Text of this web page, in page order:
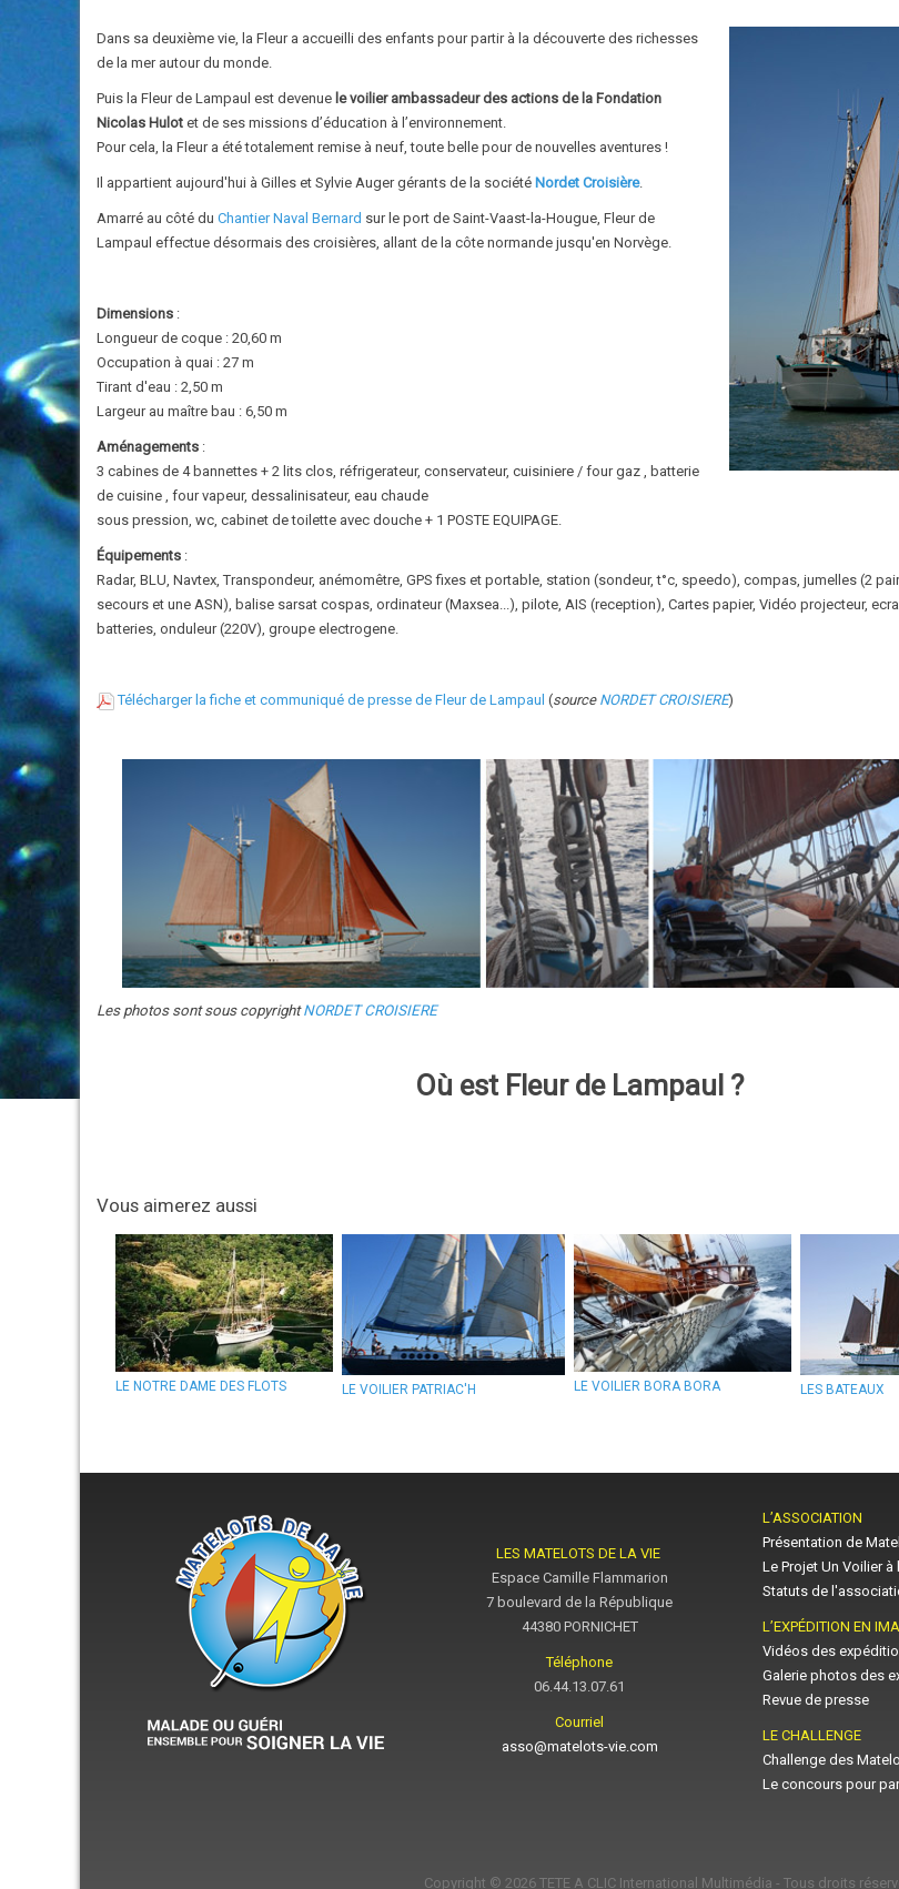
Dans sa deuxième vie, la Fleur a accueilli des enfants pour partir à la découverte des richesses
de la mer autour du monde.
Puis la Fleur de Lampaul est devenue le voilier ambassadeur des actions de la Fondation
Nicolas Hulot et de ses missions d’éducation à l’environnement.
Pour cela, la Fleur a été totalement remise à neuf, toute belle pour de nouvelles aventures !
Il appartient aujourd'hui à Gilles et Sylvie Auger gérants de la société Nordet Croisière.
Amarré au côté du Chantier Naval Bernard sur le port de Saint-Vaast-la-Hougue, Fleur de
Lampaul effectue désormais des croisières, allant de la côte normande jusqu'en Norvège.
Dimensions :
Longueur de coque : 20,60 m
Occupation à quai : 27 m
Tirant d'eau : 2,50 m
Largeur au maître bau : 6,50 m
Aménagements :
3 cabines de 4 bannettes + 2 lits clos, réfrigerateur, conservateur, cuisiniere / four gaz , batterie
de cuisine , four vapeur, dessalinisateur, eau chaude
sous pression, wc, cabinet de toilette avec douche + 1 POSTE EQUIPAGE.
Équipements :
Radar, BLU, Navtex, Transpondeur, anémomêtre, GPS fixes et portable, station (sondeur, t°c, speedo), compas, jumelles (2
secours et une ASN), balise sarsat cospas, ordinateur (Maxsea...), pilote, AIS (reception), Cartes papier, Vidéo projecteur,
batteries, onduleur (220V), groupe electrogene.
Télécharger la fiche et communiqué de presse de Fleur de Lampaul (source NORDET CROISIERE)
Les photos sont sous copyrightNORDET CROISIERE
Où est Fleur de Lampaul ?
Vous aimerez aussi
LE NOTRE DAME DES FLOTS LE VOILIER PATRIAC'H LE VOILIER BORA BORA LES BATEAUX
LES MATELOTS DE LA VIE
Espace Camille Flammarion
7 boulevard de la République
44380 PORNICHET
Téléphone
06.44.13.07.61
Courriel
asso@matelots-vie.com
L’ASSOCIATION
Présentation de
Le Projet Un Voilier à
Statuts de
L’EXPÉDITION EN
Vidéos des
Galerie photos des
Revue de presse
LE CHALLENGE
Challenge des
Le concours pour
Copyright © 2026 TETE A CLIC International Multimédia - Tous droits